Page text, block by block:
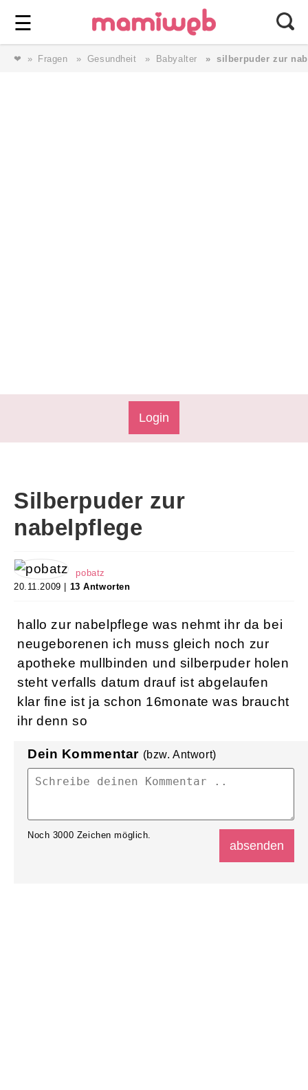
☰ ⎯ Wir lieben Familie ⎯
❤ Fragen Gesundheit Babyalter silberpuder zur
Login
Silberpuder zur
nabelpflege
pobatz
20.11.2009 | 13 Antworten
hallo zur nabelpflege was nehmt ihr da bei
neugeborenen ich muss gleich noch zur
apotheke mullbinden und silberpuder holen
steht verfalls datum drauf ist abgelaufen
klar fine ist ja schon 16monate was braucht
ihr denn so
Dein Kommentar (bzw. Antwort)
Noch 3000 Zeichen möglich.